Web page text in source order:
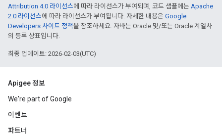
Attribution 4.0 라이선스에 따라 라이선스가 부여되며, 코드 샘플에는 Apache
2.0 라이선스에 따라 라이선스가 부여됩니다. 자세한 내용은 Google
Developers 사이트 정책을 참조하세요. 자바는 Oracle 및/또는 Oracle 계열사
의 등록 상표입니다.
최종 업데이트: 2026-02-03(UTC)
Apigee 정보
We're part of Google
이벤트
파트너